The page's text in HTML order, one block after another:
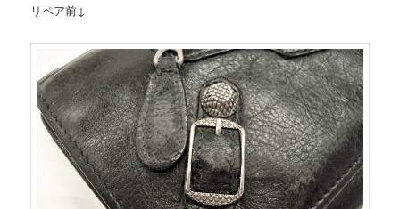
リペア前↓